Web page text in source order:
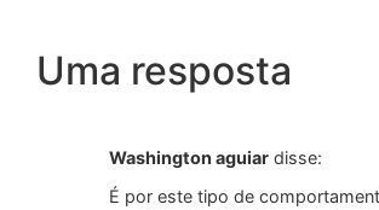
Uma resposta
Washington aguiar disse:
É por este tipo de